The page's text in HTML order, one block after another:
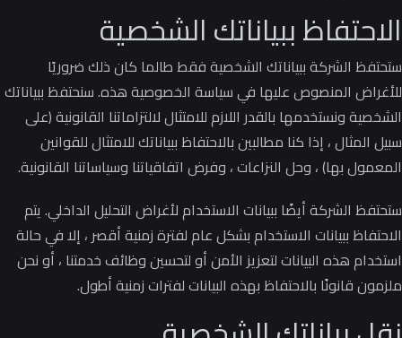
الاحتفاظ ببياناتك الشخصية
ستحتفظ الشركة ببياناتك الشخصية فقط طالما كان ذلك ضروريًا
للأغراض المنصوص عليها في سياسة الخصوصية هذه.سنحتفظ ببياناتك
الشخصية ونستخدمها بالقدر اللازم للامتثال لالتزاماتنا القانونية (على
سبيل المثال ، إذا كنا مطالبين بالاحتفاظ ببياناتك للامتثال للقوانين
المعمول بها) ، وحل النزاعات ، وفرض اتفاقياتنا وسياساتنا القانونية.
ستحتفظ الشركة أيضًا ببيانات الاستخدام لأغراض التحليل الداخلي.يتم
الاحتفاظ ببيانات الاستخدام بشكل عام لفترة زمنية أقصر ، إلا في حالة
استخدام هذه البيانات لتعزيز الأمن أو لتحسين وظائف خدمتنا ، أو نحن
ملزمون قانونًا بالاحتفاظ بهذه البيانات لفترات زمنية أطول.